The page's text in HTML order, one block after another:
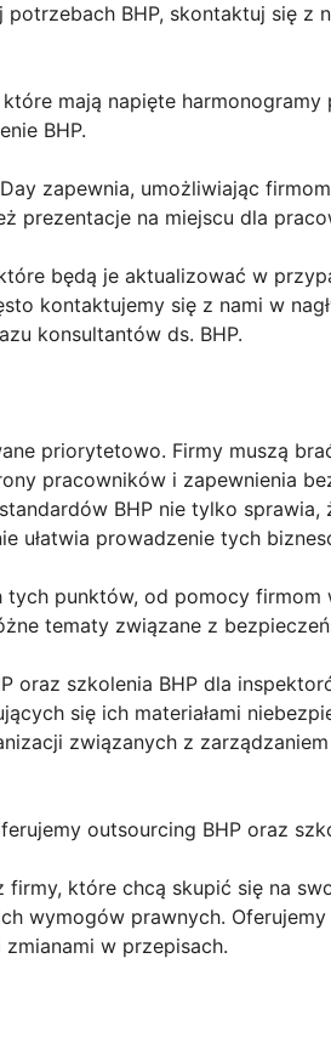
BHP, skontaktuj się z
mają napięte
BHP.
zapewnia, umożliwiając
prezentacje na miejscu dla
będą je aktualizować w
kontaktujemy się z nami w
konsultantów ds. BHP.
priorytetowo. Firmy muszą
pracowników i zapewnienia
BHP nie tylko
ułatwia prowadzenie tych
punktów, od pomocy
tematy związane z
oraz szkolenia BHP dla
się ich materiałami
związanych z
outsourcing BHP oraz
które chcą skupić się na
wymogów prawnych.
w przepisach.